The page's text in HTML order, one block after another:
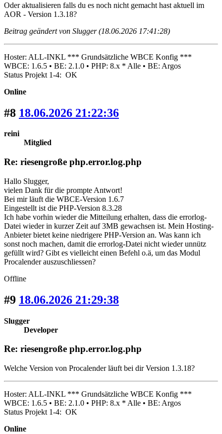
Oder aktualisieren falls du es noch nicht gemacht hast aktuell im
AOR - Version 1.3.18?
Beitrag geändert von Slugger (18.06.2026 17:41:28)
Hoster: ALL-INKL *** Grundsätzliche WBCE Konfig ***
WBCE: 1.6.5 • BE: 2.1.0 • PHP: 8.x * Alle • BE: Argos
Status Projekt 1-4: OK
Online
#8 18.06.2026 21:22:36
reini
Mitglied
Re: riesengroße php.error.log.php
Hallo Slugger,
vielen Dank für die prompte Antwort!
Bei mir läuft die WBCE-Version 1.6.7
Eingestellt ist die PHP-Version 8.3.28
Ich habe vorhin wieder die Mitteilung erhalten, dass die errorlog-
Datei wieder in kurzer Zeit auf 3MB gewachsen ist. Mein Hosting-
Anbieter bietet keine niedrigere PHP-Version an. Was kann ich
sonst noch machen, damit die errorlog-Datei nicht wieder unnütz
gefüllt wird? Gibt es vielleicht einen Befehl o.ä, um das Modul
Procalender auszuschliessen?
Offline
#9 18.06.2026 21:29:38
Slugger
Developer
Re: riesengroße php.error.log.php
Welche Version von Procalender läuft bei dir Version 1.3.18?
Hoster: ALL-INKL *** Grundsätzliche WBCE Konfig ***
WBCE: 1.6.5 • BE: 2.1.0 • PHP: 8.x * Alle • BE: Argos
Status Projekt 1-4: OK
Online